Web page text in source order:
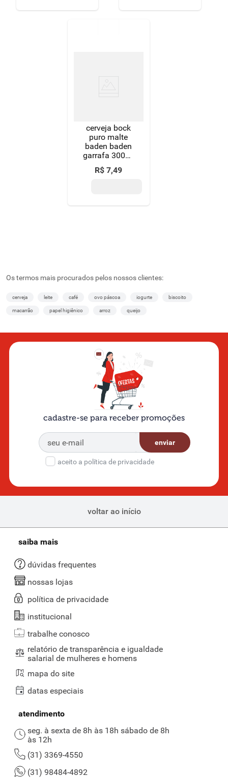
cerveja bock
puro malte
baden baden
garrafa 300ml
edição de
inverno
R$ 7,49
Os termos mais procurados pelos nossos clientes:
cerveja leite café ovo páscoa iogurte biscoito
macarrão papel higiênico arroz queijo
cadastre-se para receber promoções
enviar
aceito a política de privacidade
voltar ao início
saiba mais
dúvidas frequentes
nossas lojas
política de privacidade
institucional
trabalhe conosco
relatório de transparência e igualdade
salarial de mulheres e homens
mapa do site
datas especiais
atendimento
seg. à sexta de 8h às 18h sábado de 8h
às 12h
(31) 3369-4550
(31) 98484-4892